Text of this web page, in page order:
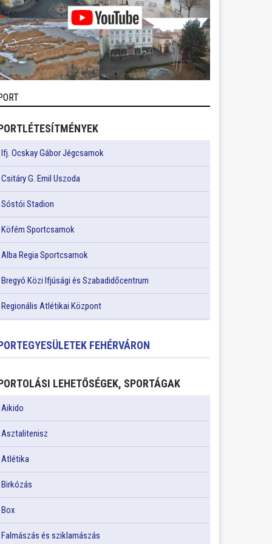
Ifj. Ocskay Gábor Jégcsarnok
Csitáry G. Emil Uszoda
Sóstói Stadion
Köfém Sportcsarnok
Alba Regia Sportcsarnok
Bregyó Közi Ifjúsági és Szabadidőcentrum
Regionális Atlétikai Központ
FEHÉRVÁRON
LEHETŐSÉGEK, SPORTÁGAK
Aikido
Asztalitenisz
Atlétika
Birkózás
Box
Falmászás és sziklamászás